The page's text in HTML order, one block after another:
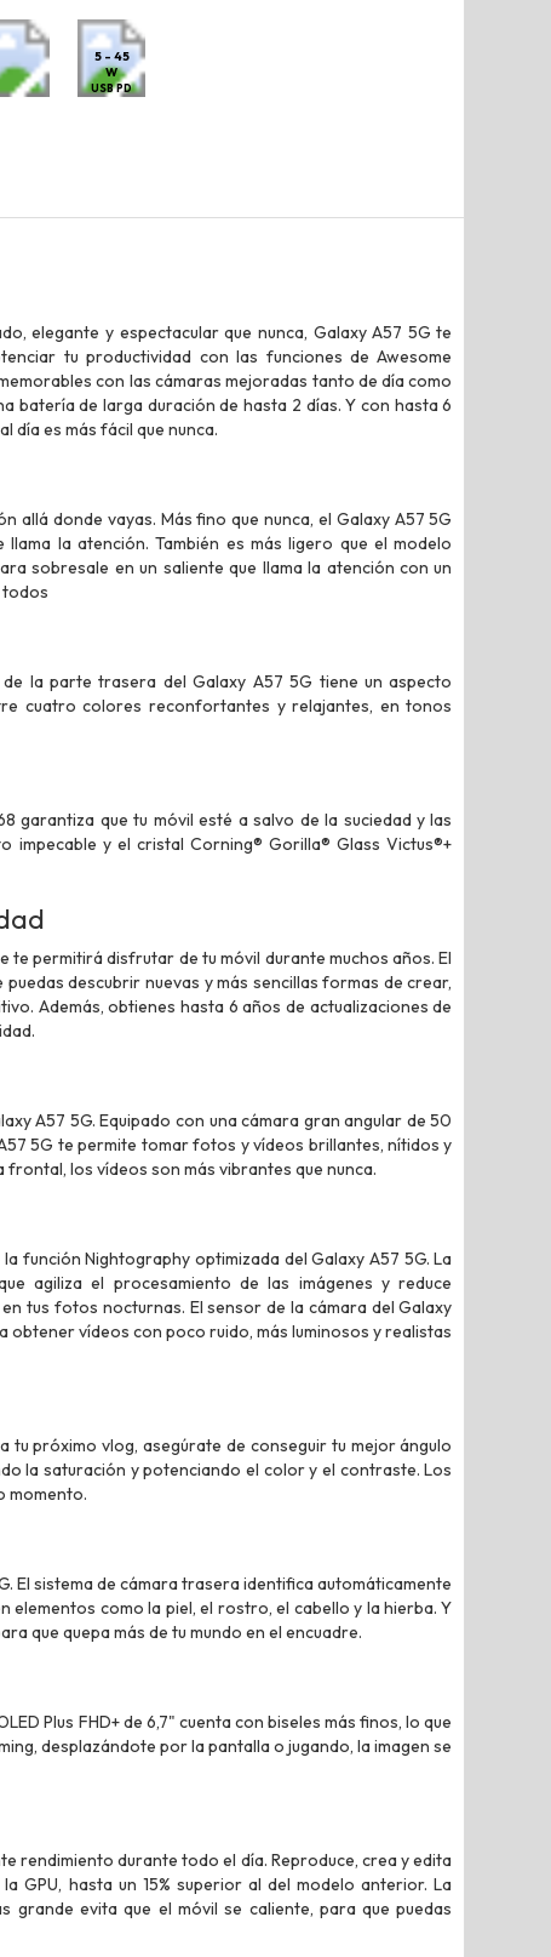
5 - 45
W
USB PD
elegante y espectacular que nunca, Galaxy A57 5G te
tu productividad con las funciones de Awesome
con las cámaras mejoradas tanto de día como
batería de larga duración de hasta 2 días. Y con hasta 6
día es más fácil que nunca.
allá donde vayas. Más fino que nunca, el Galaxy A57 5G
la atención. También es más ligero que el modelo
sobresale en un saliente que llama la atención con un
todos
la parte trasera del Galaxy A57 5G tiene un aspecto
cuatro colores reconfortantes y relajantes, en tonos
garantiza que tu móvil esté a salvo de la suciedad y las
impecable y el cristal Corning® Gorilla® Glass Victus®+
permitirá disfrutar de tu móvil durante muchos años. El
descubrir nuevas y más sencillas formas de crear,
Además, obtienes hasta 6 años de actualizaciones de
A57 5G. Equipado con una cámara gran angular de 50
5G te permite tomar fotos y vídeos brillantes, nítidos y
frontal, los vídeos son más vibrantes que nunca.
función Nightography optimizada del Galaxy A57 5G. La
agiliza el procesamiento de las imágenes y reduce
tus fotos nocturnas. El sensor de la cámara del Galaxy
obtener vídeos con poco ruido, más luminosos y realistas
próximo vlog, asegúrate de conseguir tu mejor ángulo
la saturación y potenciando el color y el contraste. Los
momento.
El sistema de cámara trasera identifica automáticamente
como la piel, el rostro, el cabello y la hierba. Y
que quepa más de tu mundo en el encuadre.
Plus FHD+ de 6,7" cuenta con biseles más finos, lo que
desplazándote por la pantalla o jugando, la imagen se
rendimiento durante todo el día. Reproduce, crea y edita
GPU, hasta un 15% superior al del modelo anterior. La
grande evita que el móvil se caliente, para que puedas